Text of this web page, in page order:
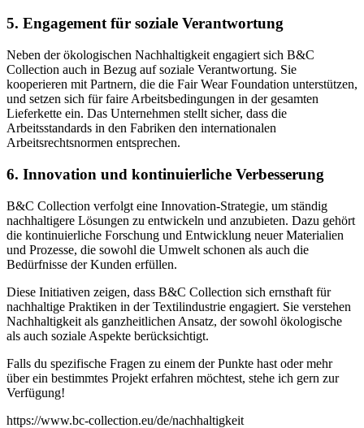
5. Engagement für soziale Verantwortung
Neben der ökologischen Nachhaltigkeit engagiert sich B&C
Collection auch in Bezug auf soziale Verantwortung. Sie
kooperieren mit Partnern, die die Fair Wear Foundation unterstützen,
und setzen sich für faire Arbeitsbedingungen in der gesamten
Lieferkette ein. Das Unternehmen stellt sicher, dass die
Arbeitsstandards in den Fabriken den internationalen
Arbeitsrechtsnormen entsprechen.
6. Innovation und kontinuierliche Verbesserung
B&C Collection verfolgt eine Innovation-Strategie, um ständig
nachhaltigere Lösungen zu entwickeln und anzubieten. Dazu gehört
die kontinuierliche Forschung und Entwicklung neuer Materialien
und Prozesse, die sowohl die Umwelt schonen als auch die
Bedürfnisse der Kunden erfüllen.
Diese Initiativen zeigen, dass B&C Collection sich ernsthaft für
nachhaltige Praktiken in der Textilindustrie engagiert. Sie verstehen
Nachhaltigkeit als ganzheitlichen Ansatz, der sowohl ökologische
als auch soziale Aspekte berücksichtigt.
Falls du spezifische Fragen zu einem der Punkte hast oder mehr
über ein bestimmtes Projekt erfahren möchtest, stehe ich gern zur
Verfügung!
https://www.bc-collection.eu/de/nachhaltigkeit